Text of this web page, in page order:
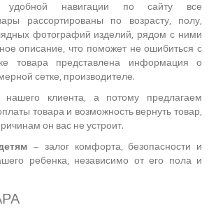
удобной навигации по сайту все
рассортированы по возрасту, полу,
фотографий изделий, рядом с ними
описание, что поможет не ошибиться с
товара представлена информация о
сетке, производителе.
клиента, а потому предлагаем
товара и возможность вернуть товар,
он вас не устроит.
– залог комфорта, безопасности и
ребенка, независимо от его пола и